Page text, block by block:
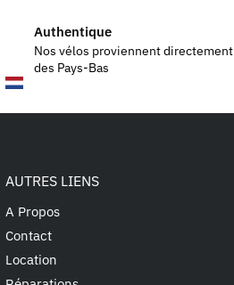
Authentique
Nos vélos proviennent directement
des Pays-Bas
AUTRES LIENS
A Propos
Contact
Location